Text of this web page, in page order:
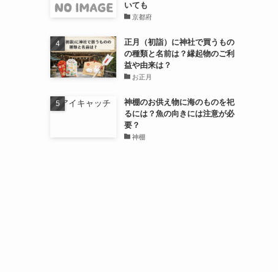
いても
京都府
正月（初詣）に神社で買うもの
の種類と名前は？縁起物のご利
益や由来は？
お正月
神棚のお供え物に海のものを祀
るには？魚の向きには注意が必
要？
神棚